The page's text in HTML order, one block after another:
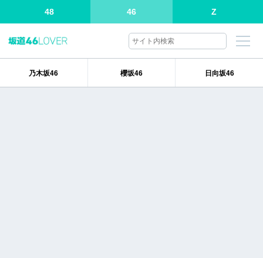
48 46 Z
乃木坂46 櫻坂46 日向坂46